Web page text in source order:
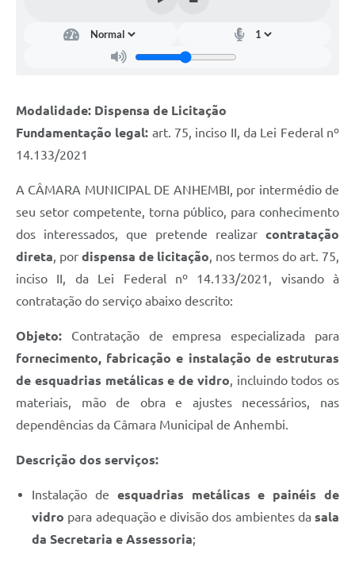
Modalidade: Dispensa de Licitação
Fundamentação legal: art. 75, inciso II, da Lei Federal nº
14.133/2021
A CÂMARA MUNICIPAL DE ANHEMBI, por intermédio de
seu setor competente, torna público, para conhecimento
dos interessados, que pretende realizar contratação
direta, por dispensa de licitação, nos termos do art. 75,
inciso II, da Lei Federal nº 14.133/2021, visando à
contratação do serviço abaixo descrito:
Objeto: Contratação de empresa especializada para
fornecimento, fabricação e instalação de estruturas
de esquadrias metálicas e de vidro, incluindo todos os
materiais, mão de obra e ajustes necessários, nas
dependências da Câmara Municipal de Anhembi.
Descrição dos serviços:
Instalação de esquadrias metálicas e painéis de
vidro para adequação e divisão dos ambientes da sala
da Secretaria e Assessoria;